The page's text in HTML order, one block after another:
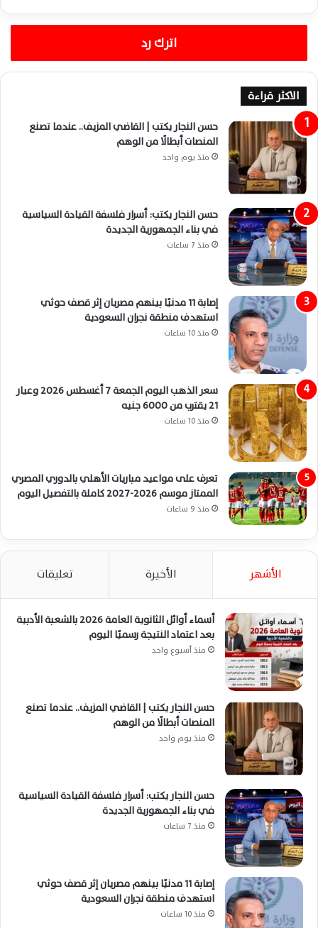
اترك رد
الاكثر قراءة
حسن النجار يكتب | القاضي المزيف.. عندما تصنع
المنصات أبطالًا من الوهم
منذ يوم واحد
حسن النجار يكتب: أسرار فلسفة القيادة السياسية
في بناء الجمهورية الجديدة
منذ 7 ساعات
إصابة 11 مدنيًا بينهم مصريان إثر قصف حوثي
استهدف منطقة نجران السعودية
منذ 10 ساعات
سعر الذهب اليوم الجمعة 7 أغسطس 2026 وعيار
21 يقترب من 6000 جنيه
منذ 10 ساعات
تعرف على مواعيد مباريات الأهلي بالدوري المصري
الممتاز موسم 2026-2027 كاملة بالتفصيل اليوم
منذ 9 ساعات
الأشهر الأخيرة تعليقات
أسماء أوائل الثانوية العامة 2026 بالشعبة الأدبية
بعد اعتماد النتيجة رسميًا اليوم
منذ أسبوع واحد
حسن النجار يكتب | القاضي المزيف.. عندما تصنع
المنصات أبطالًا من الوهم
منذ يوم واحد
حسن النجار يكتب: أسرار فلسفة القيادة السياسية
في بناء الجمهورية الجديدة
منذ 7 ساعات
إصابة 11 مدنيًا بينهم مصريان إثر قصف حوثي
استهدف منطقة نجران السعودية
منذ 10 ساعات